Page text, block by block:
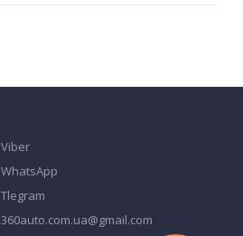
Viber
WhatsApp
Tlegram
360auto.com.ua@gmail.com